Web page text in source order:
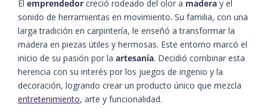
El emprendedor creció rodeado del olor a madera y el
sonido de herramientas en movimiento. Su familia, con una
larga tradición en carpintería, le enseñó a transformar la
madera en piezas útiles y hermosas. Este entorno marcó el
inicio de su pasión por la artesanía. Decidió combinar esta
herencia con su interés por los juegos de ingenio y la
decoración, logrando crear un producto único que mezcla
entretenimiento, arte y funcionalidad.